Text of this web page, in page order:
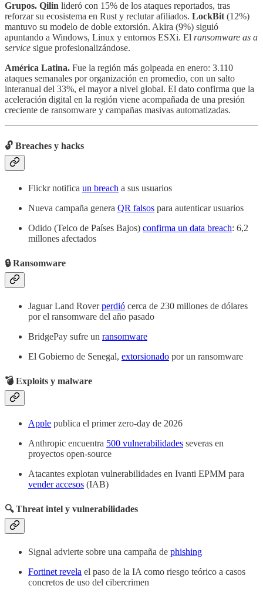
Grupos. Qilin lideró con 15% de los ataques reportados, tras
reforzar su ecosistema en Rust y reclutar afiliados. LockBit(12%)
mantuvo su modelo de doble extorsión. Akira (9%) siguió
apuntando a Windows, Linux y entornos ESXi. El ransomware as a
service sigue profesionalizándose.
América Latina. Fue la región más golpeada en enero: 3.110
ataques semanales por organización en promedio, con un salto
interanual del 33%, el mayor a nivel global. El dato confirma que la
aceleración digital en la región viene acompañada de una presión
creciente de ransomware y campañas masivas automatizadas.
🔓 Breaches y hacks
Flickr notifica un breach a sus usuarios
Nueva campaña genera QR falsos para autenticar usuarios
Odido (Telco de Países Bajos) confirma un data breach: 6,2
millones afectados
🔒 Ransomware
Jaguar Land Roverperdió cerca de 230 millones de dólares
por el ransomware del año pasado
BridgePay sufre un ransomware
El Gobierno de Senegal, extorsionado por un ransomware
💣 Exploits y malware
Apple publica el primer zero-day de 2026
Anthropic encuentra 500 vulnerabilidades severas en
proyectos open-source
Atacantes explotan vulnerabilidades en Ivanti EPMM para
vender accesos (IAB)
🔍 Threat intel y vulnerabilidades
Signal advierte sobre una campaña de phishing
Fortinet revela el paso de la IA como riesgo teórico a casos
concretos de uso del cibercrimen